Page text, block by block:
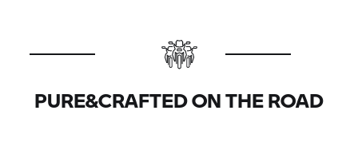
PURE&CRAFTED ON THE ROAD